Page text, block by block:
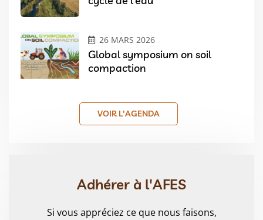
26 MARS 2026
Global symposium on soil
compaction
VOIR L'AGENDA
Adhérer à l'AFES
Si vous appréciez ce que nous faisons,